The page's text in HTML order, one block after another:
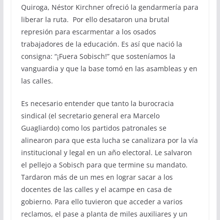
Quiroga, Néstor Kirchner ofreció la gendarmería para
liberar la ruta. Por ello desataron una brutal
represión para escarmentar a los osados
trabajadores de la educación. Es así que nació la
consigna: “¡Fuera Sobisch!” que sosteníamos la
vanguardia y que la base tomó en las asambleas y en
las calles.
Es necesario entender que tanto la burocracia
sindical (el secretario general era Marcelo
Guagliardo) como los partidos patronales se
alinearon para que esta lucha se canalizara por la vía
institucional y legal en un año electoral. Le salvaron
el pellejo a Sobisch para que termine su mandato.
Tardaron más de un mes en lograr sacar a los
docentes de las calles y el acampe en casa de
gobierno. Para ello tuvieron que acceder a varios
reclamos, el pase a planta de miles auxiliares y un